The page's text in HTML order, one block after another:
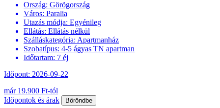
Ország: Görögország
Város: Paralia
Utazás módja: Egyénileg
Ellátás: Ellátás nélkül
Szálláskategória: Apartmanház
Szobatípus: 4-5 ágyas TN apartman
Időtartam: 7 éj
Időpont: 2026-09-22
már 19.900 Ft-tól
Időpontok és árak
Bőröndbe